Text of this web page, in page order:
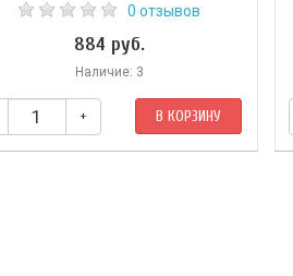
0 отзывов
884 руб.
Наличие: 3
+ В КОРЗИНУ